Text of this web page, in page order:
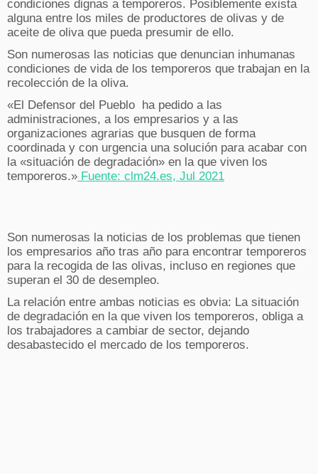
condiciones dignas a temporeros. Posiblemente exista
alguna entre los miles de productores de olivas y de
aceite de oliva que pueda presumir de ello.
Son numerosas las noticias que denuncian inhumanas
condiciones de vida de los temporeros que trabajan en la
recolección de la oliva.
«El Defensor del Pueblo ha pedido a las
administraciones, a los empresarios y a las
organizaciones agrarias que busquen de forma
coordinada y con urgencia una solución para acabar con
la «situación de degradación» en la que viven los
temporeros.» Fuente: clm24.es, Jul 2021
Son numerosas la noticias de los problemas que tienen
los empresarios año tras año para encontrar temporeros
para la recogida de las olivas, incluso en regiones que
superan el 30 de desempleo.
La relación entre ambas noticias es obvia: La situación
de degradación en la que viven los temporeros, obliga a
los trabajadores a cambiar de sector, dejando
desabastecido el mercado de los temporeros.